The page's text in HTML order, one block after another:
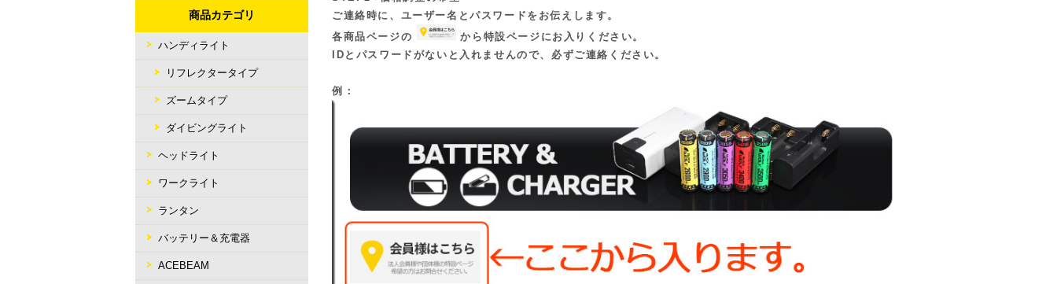
ご連絡時に、ユーザー名とパスワードをお伝えします。
各商品ページの
から特設ページにお入りください。
IDとパスワードがないと入れませんので、必ずご連絡ください。
例：
商品カテゴリ
ハンディライト
リフレクタータイプ
ズームタイプ
ダイビングライト
ヘッドライト
ワークライト
ランタン
バッテリー＆充電器
ACEBEAM